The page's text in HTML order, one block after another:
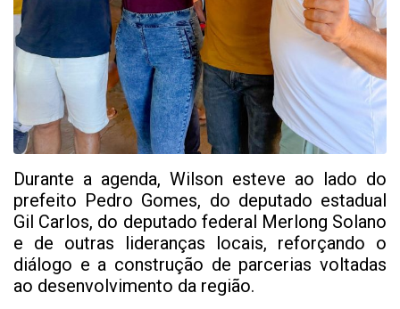
Durante a agenda, Wilson esteve ao lado do
prefeito Pedro Gomes, do deputado estadual
Gil Carlos, do deputado federal Merlong Solano
e de outras lideranças locais, reforçando o
diálogo e a construção de parcerias voltadas
ao desenvolvimento da região.